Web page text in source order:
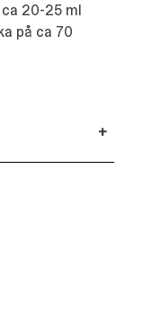
ca 20-25 ml
på ca 70
+